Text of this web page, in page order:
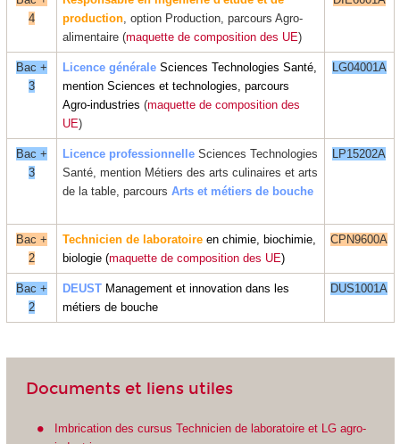
4
production , option Production, parcours Agro-
alimentaire (maquette de composition des UE)
Bac +
3
Licence générale Sciences Technologies Santé,
mention Sciences et technologies, parcours
Agro-industries (maquette de composition des
UE)
LG04001A
Bac +
3
Licence professionnelle Sciences Technologies
Santé, mention Métiers des arts culinaires et arts
de la table, parcours Arts et métiers de bouche
LP15202A
Bac +
2
Technicien de laboratoire en chimie, biochimie,
biologie (maquette de composition des UE)
CPN9600A
Bac +
2
DEUST Management et innovation dans les
métiers de bouche
DUS1001A
Documents et liens utiles
Imbrication des cursus Technicien de laboratoire et LG agro-